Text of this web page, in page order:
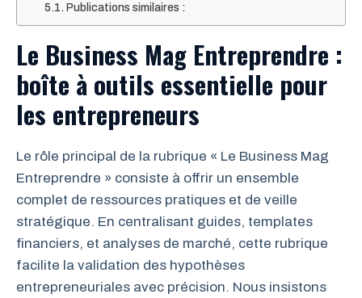
Publications similaires :
Le Business Mag Entreprendre :
boîte à outils essentielle pour
les entrepreneurs
Le rôle principal de la rubrique « Le Business Mag
Entreprendre » consiste à offrir un ensemble
complet de ressources pratiques et de veille
stratégique. En centralisant guides, templates
financiers, et analyses de marché, cette rubrique
facilite la validation des hypothèses
entrepreneuriales avec précision. Nous insistons